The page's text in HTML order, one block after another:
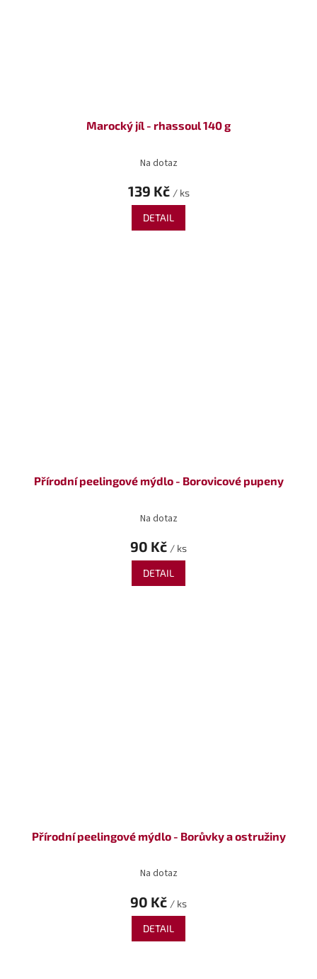
Marocký jíl - rhassoul 140 g
Na dotaz
139 Kč / ks
DETAIL
Přírodní peelingové mýdlo - Borovicové pupeny
Na dotaz
90 Kč / ks
DETAIL
Přírodní peelingové mýdlo - Borůvky a ostružiny
Na dotaz
90 Kč / ks
DETAIL